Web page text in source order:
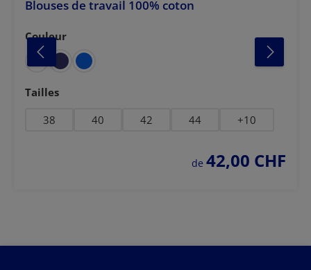
Blouses de travail 100% coton
Sélectionnez
Couleur
Sélectionnez
Tailles
38 40 42 44 +10
prix régulier :
de 42,00 CHF
gris clair bleu foncénoirvert